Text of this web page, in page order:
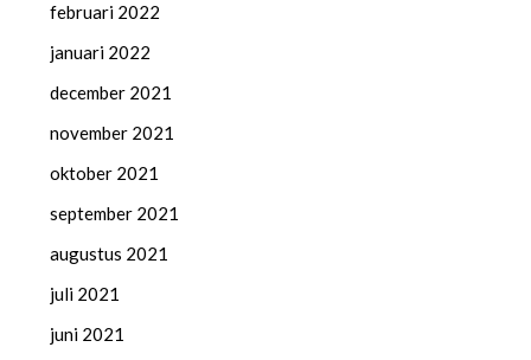
februari 2022
januari 2022
december 2021
november 2021
oktober 2021
september 2021
augustus 2021
juli 2021
juni 2021